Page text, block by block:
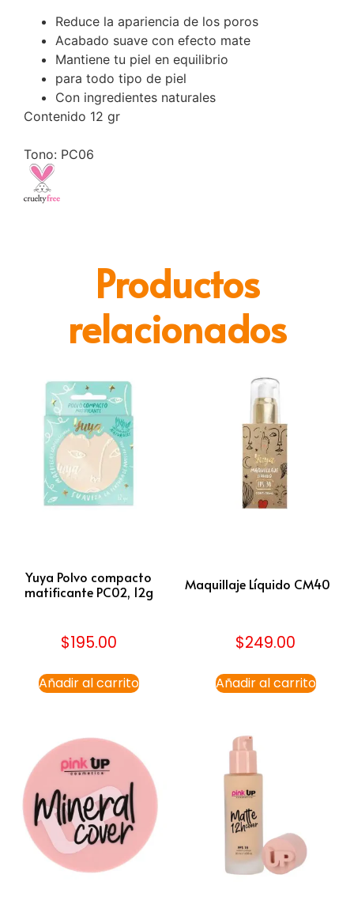
Reduce la apariencia de los poros
Acabado suave con efecto mate
Mantiene tu piel en equilibrio
para todo tipo de piel
Con ingredientes naturales
Contenido 12 gr
Tono: PC06
Productos
relacionados
Yuya Polvo compacto
matificante PC02, 12g
$195.00
Añadir al carrito
Maquillaje Líquido CM40
$249.00
Añadir al carrito